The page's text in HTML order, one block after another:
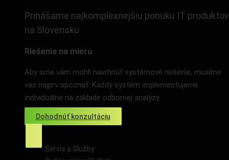
Prinášame najkomplexnejšiu ponuku IT produktov
na Slovensku
Riešenia na mieru
Aby sme vám mohli navrhnúť systémové riešenie, musíme
vás najprv spoznať. Každý systém implementujeme
individuálne na základe odbornej analýzy.
Dohodnúť konzultáciu
Servis a Služby